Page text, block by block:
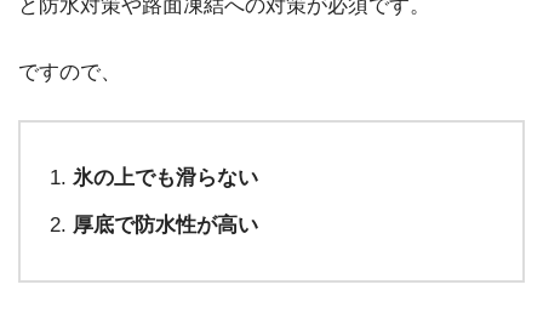
と防水対策や路面凍結への対策が必須です。
ですので、
氷の上でも滑らない
厚底で防水性が高い